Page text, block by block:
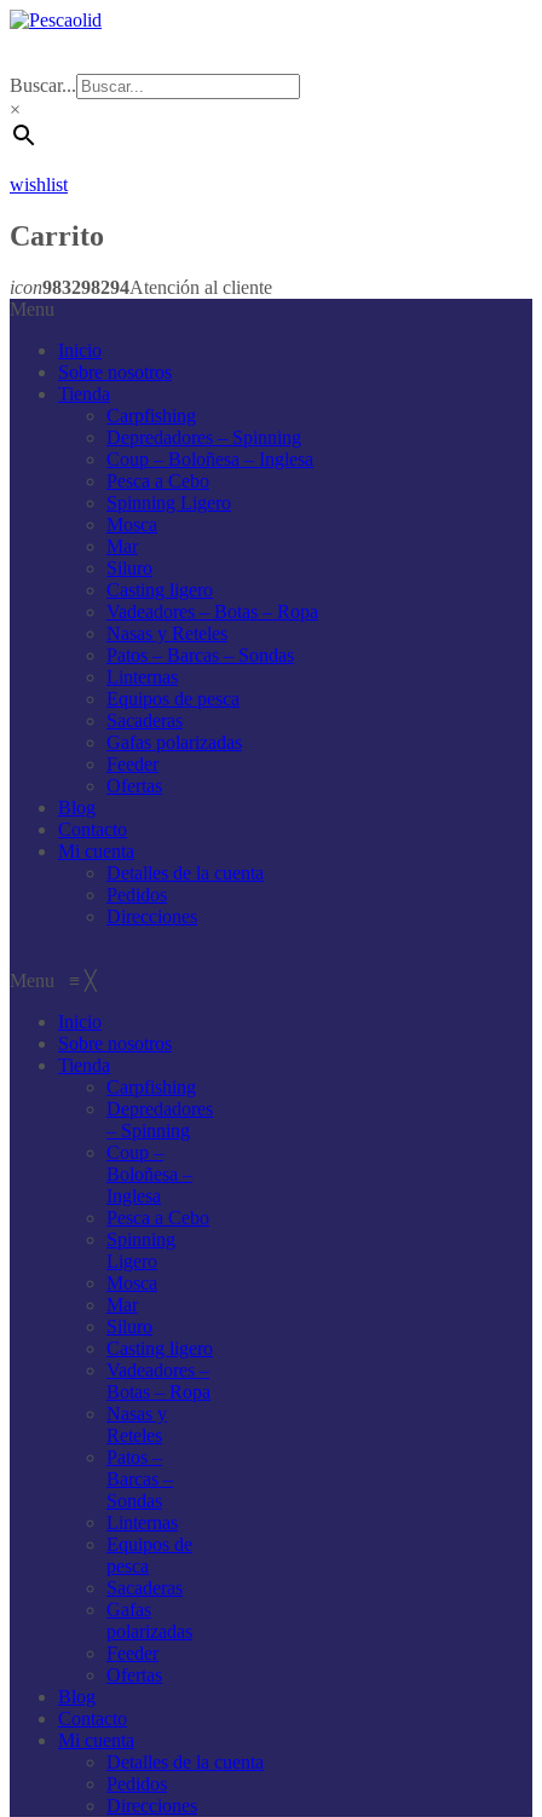
Buscar...
×
wishlist
Carrito
icon983298294Atención al cliente
Menu
Inicio
Sobre nosotros
Tienda
Carpfishing
Depredadores – Spinning
Coup – Boloñesa – Inglesa
Pesca a Cebo
Spinning Ligero
Mosca
Mar
Siluro
Casting ligero
Vadeadores – Botas – Ropa
Nasas y Reteles
Patos – Barcas – Sondas
Linternas
Equipos de pesca
Sacaderas
Gafas polarizadas
Feeder
Ofertas
Blog
Contacto
Mi cuenta
Detalles de la cuenta
Pedidos
Direcciones
Menu ≡ ╳
Inicio
Sobre nosotros
Tienda
Carpfishing
Depredadores
– Spinning
Coup –
Boloñesa –
Inglesa
Pesca a Cebo
Spinning
Ligero
Mosca
Mar
Siluro
Casting ligero
Vadeadores –
Botas – Ropa
Nasas y
Reteles
Patos –
Barcas –
Sondas
Linternas
Equipos de
pesca
Sacaderas
Gafas
polarizadas
Feeder
Ofertas
Blog
Contacto
Mi cuenta
Detalles de la cuenta
Pedidos
Direcciones